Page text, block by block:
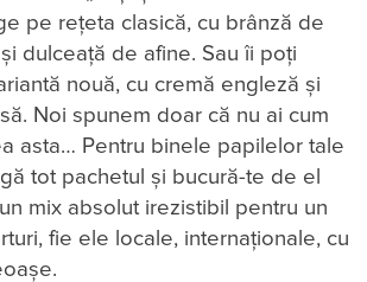
pe rețeta clasică, cu brânză de
dulceață de afine. Sau îi poți
nouă, cu cremă engleză şi
Noi spunem doar că nu ai cum
asta… Pentru binele papilelor tale
tot pachetul şi bucură-te de el
mix absolut irezistibil pentru un
fie ele locale, internaționale, cu